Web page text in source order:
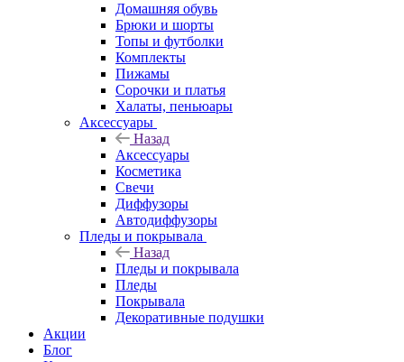
Домашняя обувь
Брюки и шорты
Топы и футболки
Комплекты
Пижамы
Сорочки и платья
Халаты, пеньюары
Аксессуары
Назад
Аксессуары
Косметика
Свечи
Диффузоры
Автодиффузоры
Пледы и покрывала
Назад
Пледы и покрывала
Пледы
Покрывала
Декоративные подушки
Акции
Блог